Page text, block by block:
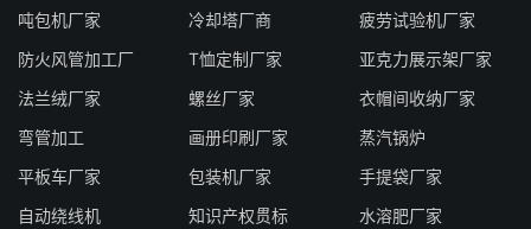
吨包机厂家
冷却塔厂商
疲劳试验机厂家
防火风管加工厂
T恤定制厂家
亚克力展示架厂家
法兰绒厂家
螺丝厂家
衣帽间收纳厂家
弯管加工
画册印刷厂家
蒸汽锅炉
平板车厂家
包装机厂家
手提袋厂家
自动绕线机
知识产权贯标 水溶肥厂家